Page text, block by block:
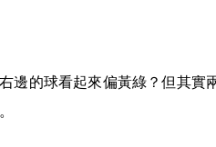
邊的球看起來偏黃綠？但其實